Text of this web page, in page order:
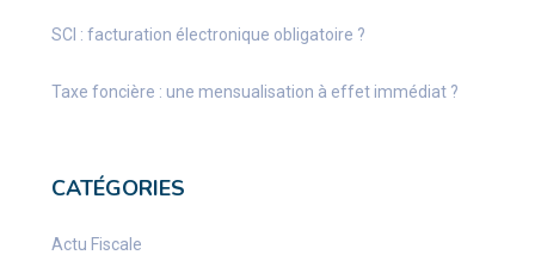
SCI : facturation électronique obligatoire ?
Taxe foncière : une mensualisation à effet immédiat ?
CATÉGORIES
Actu Fiscale